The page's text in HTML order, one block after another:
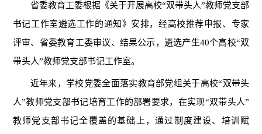
省委教育工委根据《关于开展高校“双带头人”教师党支部
书记工作室遴选工作的通知》安排，经高校推荐申报、专家
评审、省委教育工委审议、结果公示，遴选产生40个高校“双
带头人”教师党支部书记工作室。
近年来，学校党委全面落实教育部党组关于高校“双带头
人”教师党支部书记培育工作的部署要求，在实现“双带头人”
教师党支部书记全覆盖的基础上，通过制度建设、培训赋